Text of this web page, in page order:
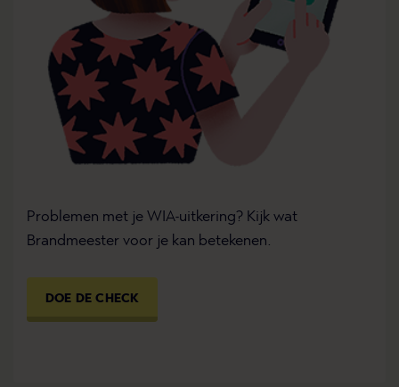
Problemen met je WIA-uitkering? Kijk wat
Brandmeester voor je kan betekenen.
DOE DE CHECK